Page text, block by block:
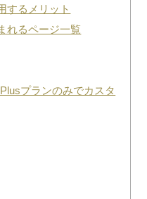
するメリット
れるページ一覧
プランのみでカスタ